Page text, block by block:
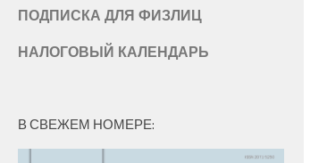
ПОДПИСКА ДЛЯ ФИЗЛИЦ
НАЛОГОВЫЙ КАЛЕНДАРЬ
В СВЕЖЕМ НОМЕРЕ: